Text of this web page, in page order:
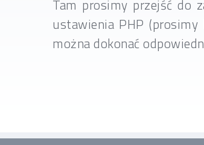
Tam prosimy przejść do
ustawienia PHP
można dokonać